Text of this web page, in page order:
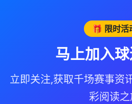
🎁 限时活
马上加入
立即关注,获取千场赛事资
彩阅读